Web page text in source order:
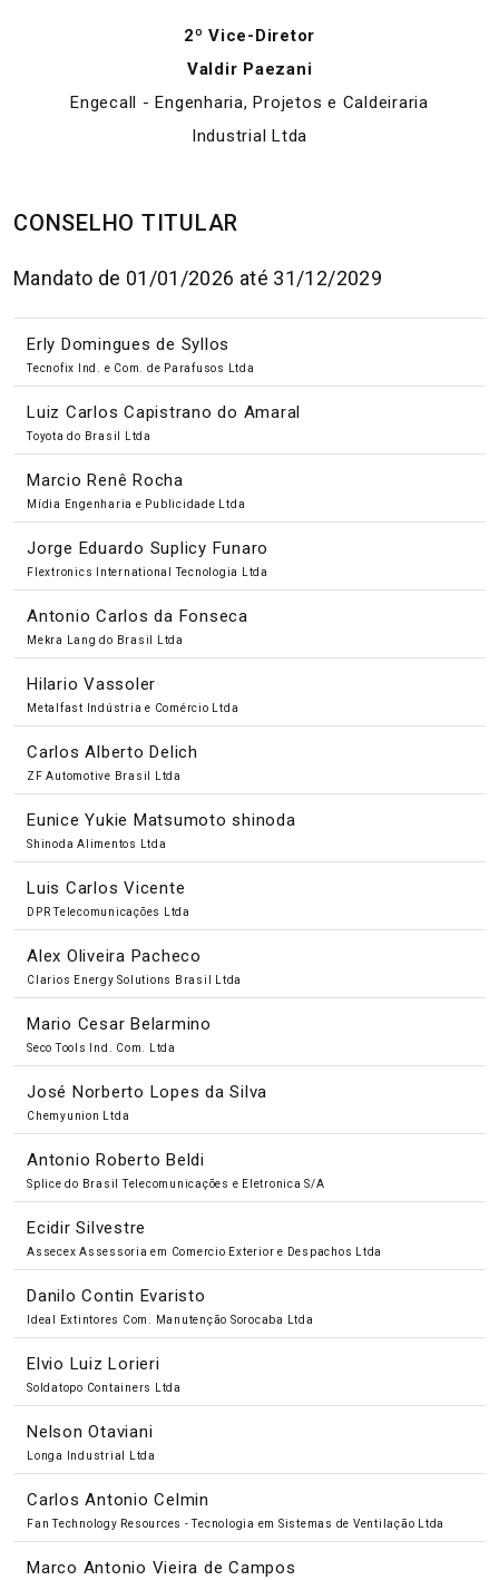
2º Vice-Diretor
Valdir Paezani
Engecall - Engenharia, Projetos e Caldeiraria
Industrial Ltda
CONSELHO TITULAR
Mandato de 01/01/2026 até 31/12/2029
Erly Domingues de Syllos
Tecnofix Ind. e Com. de Parafusos Ltda
Luiz Carlos Capistrano do Amaral
Toyota do Brasil Ltda
Marcio Renê Rocha
Mídia Engenharia e Publicidade Ltda
Jorge Eduardo Suplicy Funaro
Flextronics International Tecnologia Ltda
Antonio Carlos da Fonseca
Mekra Lang do Brasil Ltda
Hilario Vassoler
Metalfast Indústria e Comércio Ltda
Carlos Alberto Delich
ZF Automotive Brasil Ltda
Eunice Yukie Matsumoto shinoda
Shinoda Alimentos Ltda
Luis Carlos Vicente
DPR Telecomunicações Ltda
Alex Oliveira Pacheco
Clarios Energy Solutions Brasil Ltda
Mario Cesar Belarmino
Seco Tools Ind. Com. Ltda
José Norberto Lopes da Silva
Chemyunion Ltda
Antonio Roberto Beldi
Splice do Brasil Telecomunicações e Eletronica S/A
Ecidir Silvestre
Assecex Assessoria em Comercio Exterior e Despachos Ltda
Danilo Contin Evaristo
Ideal Extintores Com. Manutenção Sorocaba Ltda
Elvio Luiz Lorieri
Soldatopo Containers Ltda
Nelson Otaviani
Longa Industrial Ltda
Carlos Antonio Celmin
Fan Technology Resources - Tecnologia em Sistemas de Ventilação Ltda
Marco Antonio Vieira de Campos